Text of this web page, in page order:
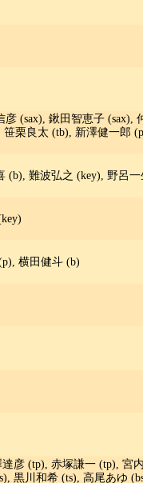
(sax), 鍬田智恵子
栗良太 (tb), 新澤健一郎
(b), 難波弘之 (key), 野呂
横田健斗 (b)
彦 (tp), 赤塚謙一 (tp), 宮
黒川和希 (ts), 高尾あゆ